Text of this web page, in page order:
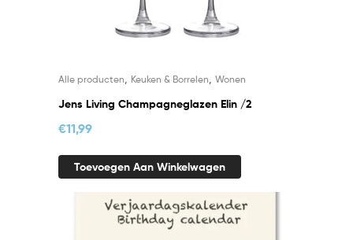
Alle producten Keuken & Borrelen Wonen
Jens Living Champagneglazen Elin /2
€11,99
Toevoegen Aan Winkelwagen